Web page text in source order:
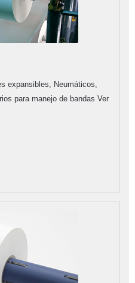
expansibles, Neumáticos,
para manejo de bandas Ver